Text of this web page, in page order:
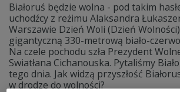
Białoruś będzie wolna - pod takim
uchodźcy z reżimu Alaksandra
Warszawie Dzień Woli (Dzień
gigantyczną 330-metrową biało-
Na czele pochodu szła Prezydent
Swiatłana Cichanouska. Pytaliśmy
tego dnia. Jak widzą przyszłość
w drodze do wolności?